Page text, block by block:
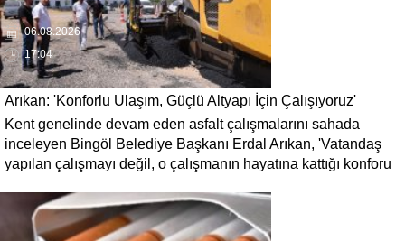
06.08.2026
17:04
Arıkan: 'Konforlu Ulaşım, Güçlü Altyapı İçin Çalışıyoruz'
Kent genelinde devam eden asfalt çalışmalarını sahada
inceleyen Bingöl Belediye Başkanı Erdal Arıkan, 'Vatandaş
yapılan çalışmayı değil, o çalışmanın hayatına kattığı konforu
çözümleri öncelediklerini söyledi. Arıkan, bu sezon yaklaşık 40
bin ton asfalt serimi gerçekleştirileceğini belirtti.